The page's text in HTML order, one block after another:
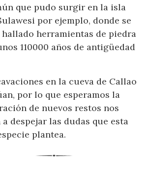
que pudo surgir en la isla
por ejemplo, donde se
hallado herramientas de piedra
110000 años de antigüedad
en la cueva de Callao
por lo que esperamos la
de nuevos restos nos
a despejar las dudas que esta
plantea.